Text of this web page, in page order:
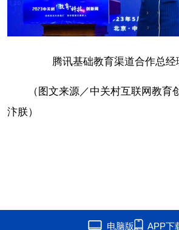
腾讯基础教育渠道合作总经
（图文来源／中关村互联网教育
汴朕）
电脑版 APP下